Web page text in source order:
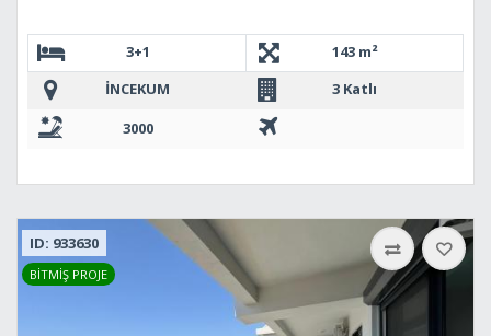
3+1
143 m²
İNCEKUM
3 Katlı
3000
ID: 933630
BİTMİŞ PROJE